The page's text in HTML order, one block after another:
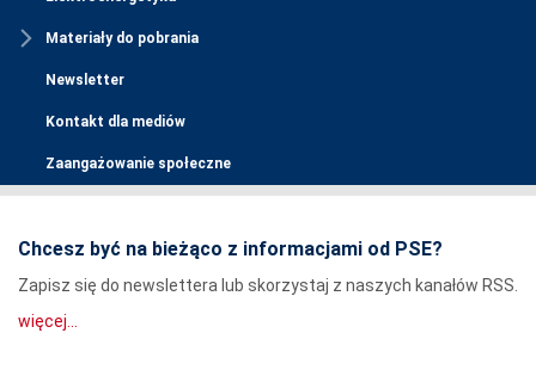
Materiały do pobrania
Newsletter
Kontakt dla mediów
Zaangażowanie społeczne
Chcesz być na bieżąco z informacjami od PSE?
Zapisz się do newslettera lub skorzystaj z naszych kanałów RSS.
więcej...